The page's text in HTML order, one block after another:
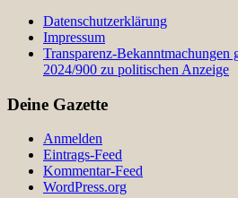
Datenschutzerklärung
Impressum
Transparenz-Bekanntmachungen
2024/900 zu politischen Anzeige
Deine Gazette
Anmelden
Eintrags-Feed
Kommentar-Feed
WordPress.org